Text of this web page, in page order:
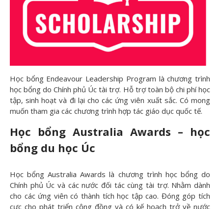
Học bổng Endeavour Leadership Program là chương trình
học bổng do Chính phủ Úc tài trợ. Hỗ trợ toàn bộ chi phí học
tập, sinh hoạt và đi lại cho các ứng viên xuất sắc. Có mong
muốn tham gia các chương trình hợp tác giáo dục quốc tế.
Học bổng Australia Awards – học
bổng du học Úc
Học bổng Australia Awards là chương trình học bổng do
Chính phủ Úc và các nước đối tác cùng tài trợ. Nhằm dành
cho các ứng viên có thành tích học tập cao. Đóng góp tích
cực cho phát triển cộng đồng và có kế hoạch trở về nước